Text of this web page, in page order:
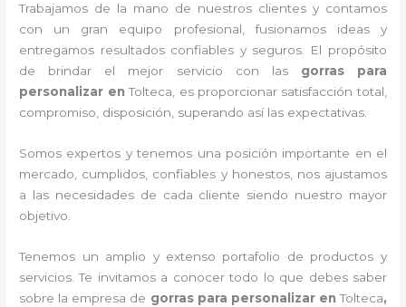
Trabajamos de la mano de nuestros clientes y contamos
con un gran equipo profesional, fusionamos ideas y
entregamos resultados confiables y seguros. El propósito
de brindar el mejor servicio con las gorras para
personalizar enTolteca, es proporcionar satisfacción total,
compromiso, disposición, superando así las expectativas.
Somos expertos y tenemos una posición importante en el
mercado, cumplidos, confiables y honestos, nos ajustamos
a las necesidades de cada cliente siendo nuestro mayor
objetivo.
Tenemos un amplio y extenso portafolio de productos y
servicios. Te invitamos a conocer todo lo que debes saber
sobre la empresa de gorras para personalizar enTolteca,